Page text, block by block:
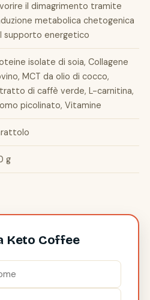
il dimagrimento tramite
metabolica chetogenica
supporto energetico
isolate di soia, Collagene
MCT da olio di cocco,
di caffè verde, L-carnitina,
picolinato, Vitamine
g
Keto Coffee